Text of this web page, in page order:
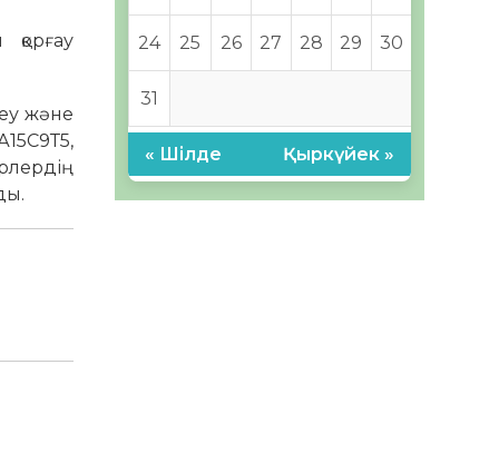
және
24 25 26 27 28 29 30
31
« Шілде Қыркүйек »